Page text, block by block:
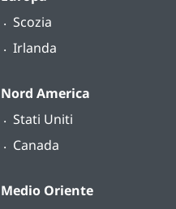
Scozia
Irlanda
Nord America
Stati Uniti
Canada
Medio Oriente